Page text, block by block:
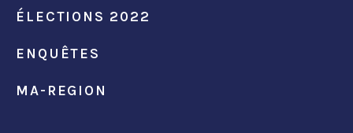
ÉLECTIONS 2022
ENQUÊTES
MA-REGION